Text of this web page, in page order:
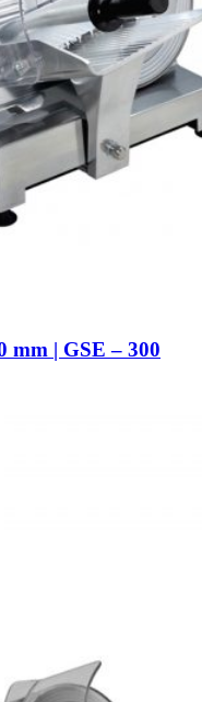
mm | GSE – 300